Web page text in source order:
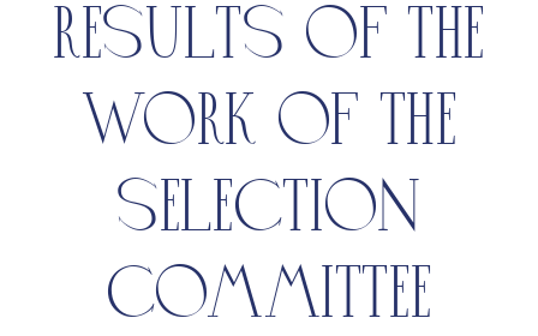
results of the
work of the
selection
committee